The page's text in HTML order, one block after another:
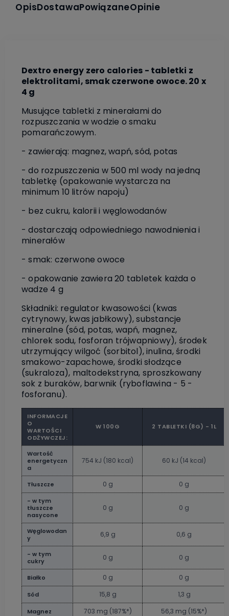
OpisDostawaPowiązaneOpinie
Dextro energy zero calories - tabletki z
elektrolitami, smak czerwone owoce. 20 x
4 g
Musujące tabletki z minerałami do
rozpuszczania w wodzie o smaku
pomarańczowym.
- zawierają: magnez, wapń, sód, potas
- do rozpuszczenia w 500 ml wody na jedną
tabletkę (opakowanie wystarcza na
minimum 10 litrów napoju)
- bez cukru, kalorii i węglowodanów
- dostarczają odpowiedniego nawodnienia i
minerałów
- smak: czerwone owoce
- opakowanie zawiera 20 tabletek każda o
wadze 4 g
Składniki: regulator kwasowości (kwas
cytrynowy, kwas jabłkowy), substancje
mineralne (sód, potas, wapń, magnez,
chlorek sodu, fosforan trójwapniowy), środek
utrzymujący wilgoć (sorbitol), inulina, środki
smakowo-zapachowe, środki słodzące
(sukraloza), maltodekstryna, sproszkowany
sok z buraków, barwnik (ryboflawina - 5 -
fosforanu).
INFORMACJE
O
WARTOŚCI
ODŻYWCZEJ:
W 100G 2 TABLETKI (8G) - 1L
Wartość
energetyczn
a
754 kJ (180 kcal) 60 kJ (14 kcal)
Tłuszcze 0 g 0 g
- w tym
tłuszcze
nasycone
0 g 0 g
Węglowodan
y
6,9 g 0,6 g
- w tym
cukry
0 g 0 g
Białko 0 g 0 g
Sód 15,8 g 1,3 g
Magnez 703 mg (187%*) 56,3 mg (15%*)